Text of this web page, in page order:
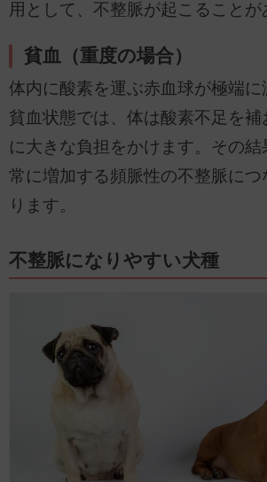
用として、不整脈が起こることが
貧血（重度の場合）
体内に酸素を運ぶ赤血球が極端に
貧血状態では、体は酸素不足を
に大きな負担をかけます。その
常に増加する頻脈性の不整脈につ
ります。
不整脈になりやすい犬種